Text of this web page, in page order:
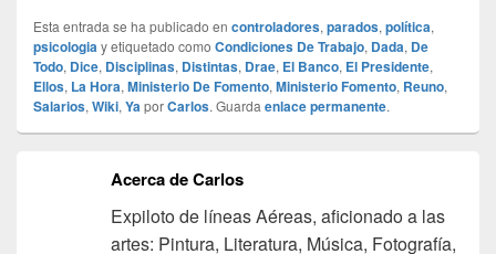
Esta entrada se ha publicado en controladores, parados, política,
psicologiay etiquetado como Condiciones De Trabajo, Dada, De
Todo, Dice, Disciplinas, Distintas, Drae, El Banco, El Presidente,
Ellos, La Hora, Ministerio De Fomento, Ministerio Fomento, Reuno,
Salarios, Wiki, YaporCarlos. Guarda enlace permanente.
Acerca de Carlos
Expiloto de líneas Aéreas, aficionado a las
artes: Pintura, Literatura, Música, Fotografía,